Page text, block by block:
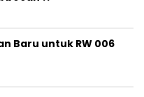
Baru untuk RW 006